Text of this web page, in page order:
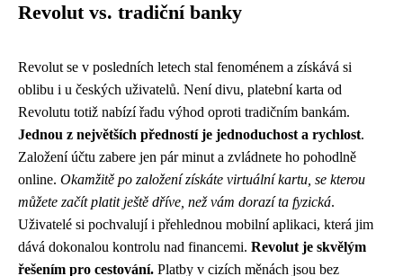
Revolut vs. tradiční banky
Revolut se v posledních letech stal fenoménem a získává si
oblibu i u českých uživatelů. Není divu, platební karta od
Revolutu totiž nabízí řadu výhod oproti tradičním bankám.
Jednou z největších předností je jednoduchost a rychlost.
Založení účtu zabere jen pár minut a zvládnete ho pohodlně
online. Okamžitě po založení získáte virtuální kartu, se kterou
můžete začít platit ještě dříve, než vám dorazí ta fyzická.
Uživatelé si pochvalují i přehlednou mobilní aplikaci, která jim
dává dokonalou kontrolu nad financemi. Revolut je skvělým
řešením pro cestování. Platby v cizích měnách jsou bez